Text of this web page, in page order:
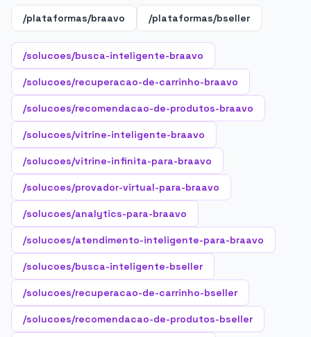
/plataformas/braavo /plataformas/bseller
/solucoes/busca-inteligente-braavo
/solucoes/recuperacao-de-carrinho-braavo
/solucoes/recomendacao-de-produtos-braavo
/solucoes/vitrine-inteligente-braavo
/solucoes/vitrine-infinita-para-braavo
/solucoes/provador-virtual-para-braavo
/solucoes/analytics-para-braavo
/solucoes/atendimento-inteligente-para-braavo
/solucoes/busca-inteligente-bseller
/solucoes/recuperacao-de-carrinho-bseller
/solucoes/recomendacao-de-produtos-bseller